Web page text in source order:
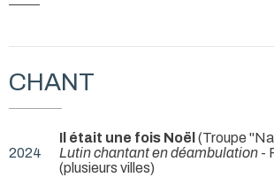
CHANT
2024
Il était une fois Noël (Troupe
Lutin chantant en déambulation -
(plusieurs villes)